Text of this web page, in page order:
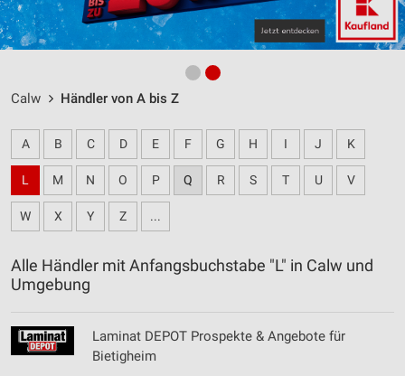
Calw Händler von A bis Z
A B C D E F G H I J K
L M N O P Q R S T U V
W X Y Z ...
Alle Händler mit Anfangsbuchstabe "L" in Calw und
Umgebung
Laminat DEPOT Prospekte & Angebote für
Bietigheim